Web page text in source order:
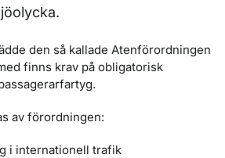
den så kallade Atenförordningen
finns krav på obligatorisk
av förordningen:
i internationell trafik